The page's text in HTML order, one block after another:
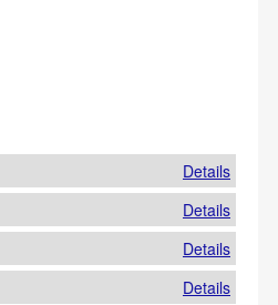
Details
Details
Details
Details